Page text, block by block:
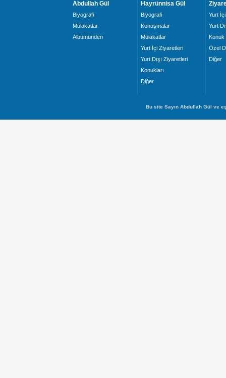
Abdullah Gül
Biyografi
Mülakatlar
Albümünden
Hayrünnisa Gül
Biyografi
Konuşmalar
Mülakatlar
Yurt İçi Ziyaretleri
Yurt Dışı Ziyaretleri
Konukları
Diğer
Yurt İçi
Yurt
Konuk
Özel
Diğer
Bu site Sayın Abdullah Gül ve